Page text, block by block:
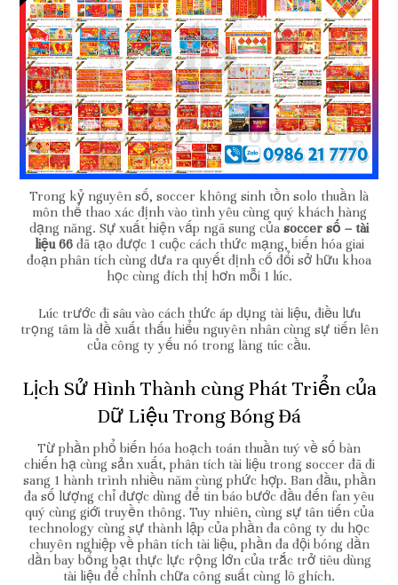
Trong kỷ nguyên số, soccer không sinh tồn solo thuần là
môn thể thao xác định vào tình yêu cùng quý khách hàng
dạng năng. Sự xuất hiện vấp ngã sung của soccer số – tài
liệu 66đã tạo được 1 cuộc cách thức mạng, biến hóa giai
đoạn phân tích cùng đưa ra quyết định cố đổi sở hữu khoa
học cùng đích thị hơn mỗi 1 lúc.
Lúc trước đi sâu vào cách thức áp dụng tài liệu, điều lưu
trọng tâm là đề xuất thấu hiểu nguyên nhân cùng sự tiến lên
của công ty yếu nó trong làng túc cầu.
Lịch Sử Hình Thành cùng Phát Triển của
Dữ Liệu Trong Bóng Đá
Từ phần phổ biến hóa hoạch toán thuần tuý về số bàn
chiến hạ cùng sản xuất, phân tích tài liệu trong soccer đã đi
sang 1 hành trình nhiều năm cùng phức hợp. Ban đầu, phần
đa số lượng chỉ được dùng để tin báo bước đầu đến fan yêu
quý cùng giới truyền thông. Tuy nhiên, cùng sự tân tiến của
technology cùng sự thành lập của phần đa công ty du học
chuyên nghiệp về phân tích tài liệu, phần đa đội bóng dần
dần bay bổng bạt thực lực rộng lớn của trắc trở tiêu dùng
tài liệu để chỉnh chữa công suất cùng lô ghích.